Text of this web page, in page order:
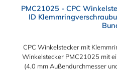
PMC21025 - CPC
ID
CPC Winkelstecker mit
Winkelstecker PMC21025 mit
(4,0 mm Außendurchmesser